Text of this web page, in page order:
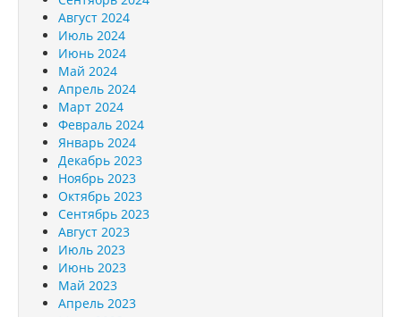
Август 2024
Июль 2024
Июнь 2024
Май 2024
Апрель 2024
Март 2024
Февраль 2024
Январь 2024
Декабрь 2023
Ноябрь 2023
Октябрь 2023
Сентябрь 2023
Август 2023
Июль 2023
Июнь 2023
Май 2023
Апрель 2023